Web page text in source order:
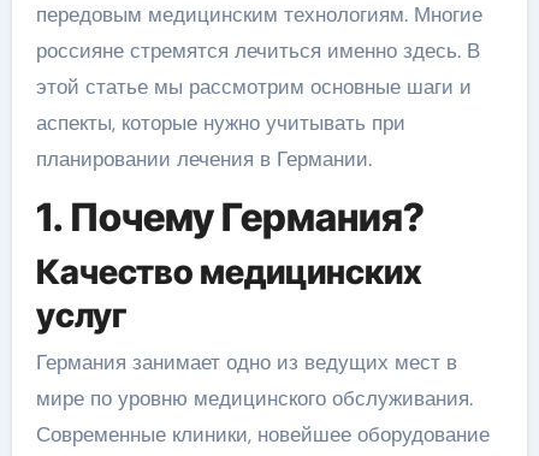
передовым медицинским технологиям. Многие
россияне стремятся лечиться именно здесь. В
этой статье мы рассмотрим основные шаги и
аспекты, которые нужно учитывать при
планировании лечения в Германии.
1. Почему Германия?
Качество медицинских
услуг
Германия занимает одно из ведущих мест в
мире по уровню медицинского обслуживания.
Современные клиники, новейшее оборудование